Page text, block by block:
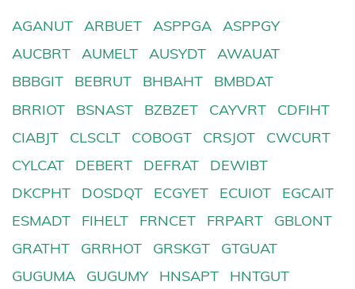
AGANUT ARBUET ASPPGA
ASPPGY
AUCBRT
AUMELT AUSYDT
AWAUAT
BBBGIT
BEBRUT BHBAHT
BMBDAT
BRRIOT
BSNAST BZBZET CAYVRT
CDFIHT
CIABJT
CLSCLT COBOGT CRSJOT
CWCURT
CYLCAT
DEBERT DEFRAT
DEWIBT
DKCPHT
DOSDQT ECGYET ECUIOT
EGCAIT
ESMADT
FIHELT FRNCET FRPART
GBLONT
GRATHT
GRRHOT GRSKGT
GTGUAT
GUGUMA
GUGUMY HNSAPT HNTGUT